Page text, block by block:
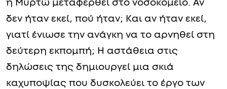
η Μυρτώ μεταφερθεί στο νοσοκομείο. Αν
δεν ήταν εκεί, πού ήταν; Και αν ήταν εκεί,
γιατί ένιωσε την ανάγκη να το αρνηθεί στη
δεύτερη εκπομπή; Η αστάθεια στις
δηλώσεις της δημιουργεί μια σκιά
καχυποψίας που δυσκολεύει το έργο των